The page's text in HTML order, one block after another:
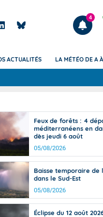
Articles
4
de
Phénomènes
Avertissement
des communes (Apic)
Bulletins Marine
Bulletins
d'avalanche
Météo des forêts
Vigicrues
ACTUALITÉS LA MÉTÉO DE A
Feux de forêts : 4
méditerranéens en
dès jeudi 6 août
05/08/2026
Baisse temporaire de
dans le Sud-Est
05/08/2026
Éclipse du 12 août